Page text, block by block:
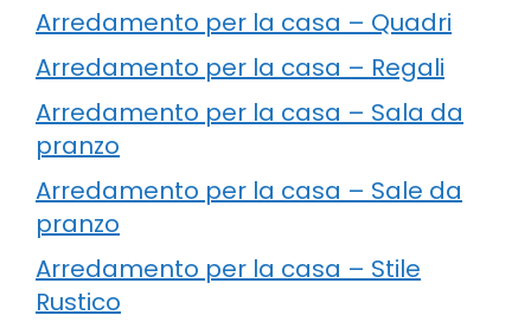
Arredamento per la casa – Quadri
Arredamento per la casa – Regali
Arredamento per la casa – Sala da
pranzo
Arredamento per la casa – Sale da
pranzo
Arredamento per la casa – Stile
Rustico